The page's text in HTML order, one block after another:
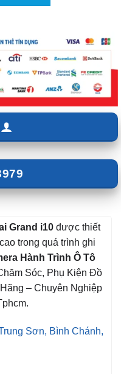
Grand i10 được thiết
trong quá trình ghi
Hành Trình Ô Tô
Sóc, Phụ Kiện Đồ
– Chuyên Nghiệp
Sơn, Bình Chánh,